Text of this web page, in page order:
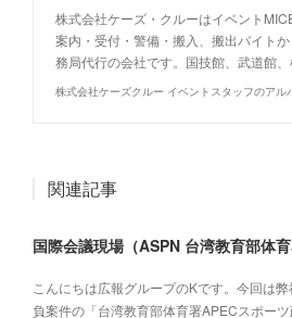
株式会社ケーズ・クルーはイベント
案内・受付・警備・搬入、搬出バイト
務局代行の会社です。国技館、武道館
関連記事
こんにちは広報グループのKです。今回は
負案件の「台湾教育部体育署APECスポーツ